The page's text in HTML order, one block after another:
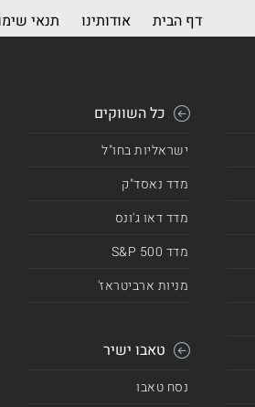
דף הבית אודותינו תנאי
כל השווקים
ישראליות בחו"ל
מדד נאסד"ק
מדד דאו ג'ונס
מדד 500 S&P
מניות ארביטראז'
טאבו ישיר
נסח טאבו